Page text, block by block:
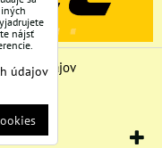
údajov
nájsť
údajov